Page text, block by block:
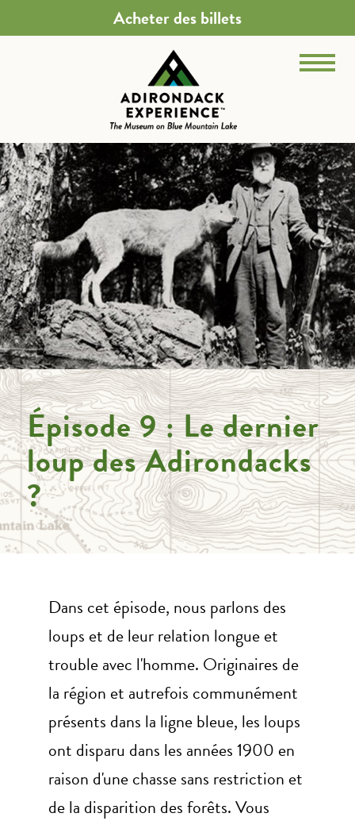
Acheter des billets
Épisode 9 : Le dernier
loup des Adirondacks
?
Dans cet épisode, nous parlons des
loups et de leur relation longue et
trouble avec l'homme. Originaires de
la région et autrefois communément
présents dans la ligne bleue, les loups
ont disparu dans les années 1900 en
raison d'une chasse sans restriction et
de la disparition des forêts. Vous